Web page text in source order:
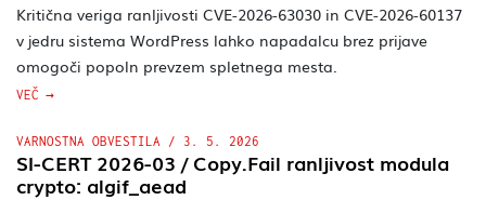
Kritična veriga ranljivosti CVE-2026-63030 in CVE-2026-60137
v jedru sistema WordPress lahko napadalcu brez prijave
omogoči popoln prevzem spletnega mesta.
VEČ
VARNOSTNA OBVESTILA / 3. 5. 2026
SI-CERT 2026-03 / Copy.Fail ranljivost modula
crypto: algif_aead